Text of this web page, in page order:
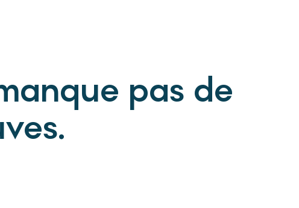
pas de